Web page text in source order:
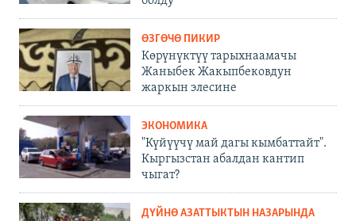
ӨЗГӨЧӨ ПИКИР
Көрүнүктүү тарыхнаамачы
Жаныбек Жакыпбековдун
жаркын элесине
ЭКОНОМИКА
"Күйүүчү май дагы кымбаттайт".
Кыргызстан абалдан кантип
чыгат?
ДҮЙНӨ АЗАТТЫКТЫН НАЗАРЫНДА